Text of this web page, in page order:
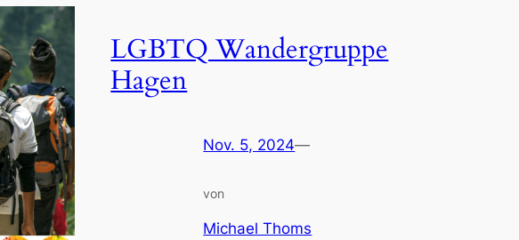
LGBTQ Wandergruppe
Hagen
Nov. 5, 2024—
von
Michael Thoms